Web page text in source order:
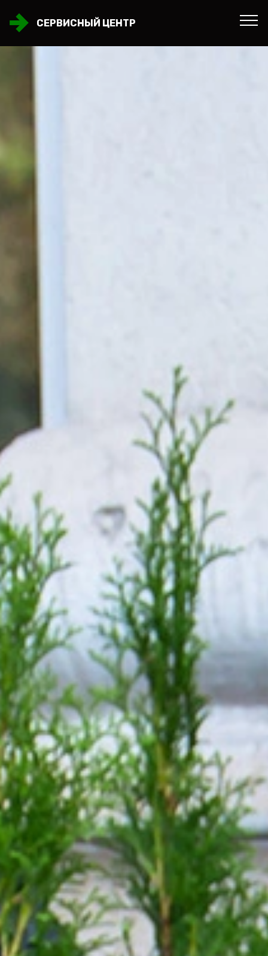
СЕРВИСНЫЙ ЦЕНТР